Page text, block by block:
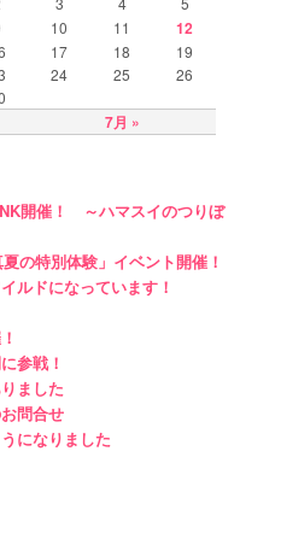
7月 »
10 11 12
17 18
19
24 25
26
開催！ ～ハマスイのつりぼ
の特別体験」イベント開催！
ルドになっています！
参戦！
ました
問合せ
になりました